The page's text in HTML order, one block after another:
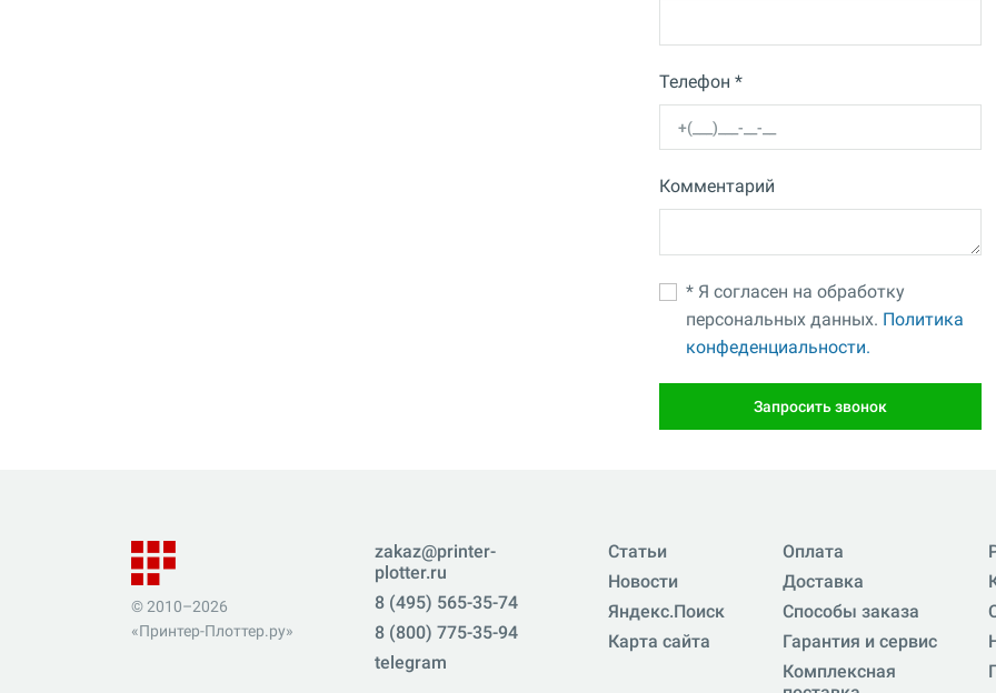
Телефон *
Комментарий
* Я согласен на обработку
персональных данных. Политика
конфеденциальности.
Запросить звонок
© 2010–2026
«Принтер-Плоттер.ру»
zakaz@printer-
plotter.ru
8 (495) 565-35-74
8 (800) 775-35-94
telegram
Статьи
Новости
Яндекс.Поиск
Карта сайта
Оплата
Доставка
Способы заказа
Гарантия и сервис
Комплексная